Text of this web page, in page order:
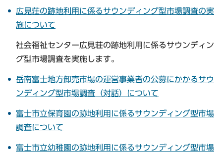
広見荘の跡地利用に係るサウンディング型市場調査の実
施について
社会福祉センター広見荘の跡地利用に係るサウンディン
グ型市場調査を実施します。
岳南富士地方卸売市場の運営事業者の公募にかかるサウ
ンディング型市場調査（対話）について
富士市立保育園の跡地利用に係るサウンディング型市場
調査について
富士市立幼稚園の跡地利用に係るサウンディング型市場